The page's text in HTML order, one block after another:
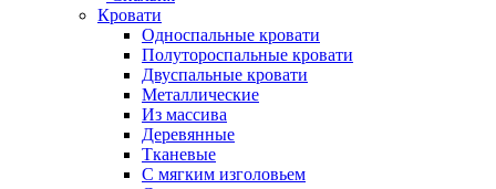
Кровати
Односпальные кровати
Полутороспальные кровати
Двуспальные кровати
Металлические
Из массива
Деревянные
Тканевые
С мягким изголовьем